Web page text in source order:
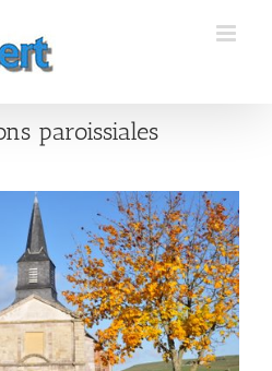
paroissiales